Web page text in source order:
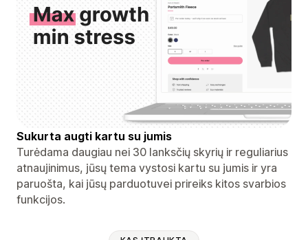
Sukurta augti kartu su jumis
Turėdama daugiau nei 30 lanksčių skyrių ir reguliarius
atnaujinimus, jūsų tema vystosi kartu su jumis ir yra
paruošta, kai jūsų parduotuvei prireiks kitos svarbios
funkcijos.